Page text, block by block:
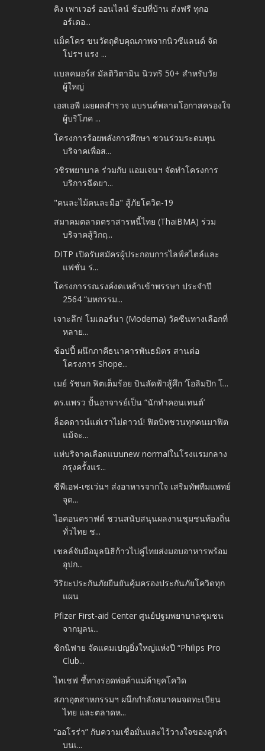
คิง เพาเวอร์ ออนไลน์ ช้อปที่บ้าน ส่งฟรี ทุกอ
อร์เดอ...
แม็คโคร ขนวัตถุดิบคุณภาพจากนิวซีแลนด์ จัด
โปรฯ แรง ...
แบลคมอร์ส มัลติวิตามิน นิวทริ 50+ สำหรับวัย
ผู้ใหญ่
เอสเอพี เผยผลสำรวจ แบรนด์พลาดโอกาสครองใจ
ผู้บริโภค ...
โครงการร้อยพลังการศึกษา ชวนร่วมระดมทุน
บริจาคเพื่อส...
วชิรพยาบาล ร่วมกับ แอมเจนฯ จัดทำโครงการ
บริการฉีดยา...
"คนละไม้คนละมือ" สู้ภัยโควิด-19
สมาคมตลาดตราสารหนี้ไทย (ThaiBMA) ร่วม
บริจาคสู้วิกฤ...
DITP เปิดรับสมัครผู้ประกอบการไลฟ์สไตล์และ
แฟชั่น ร่...
โครงการรณรงค์งดเหล้าเข้าพรรษา ประจำปี
2564 “มหกรรม...
เจาะลึก! โมเดอร์นา (Moderna) วัคซีนทางเลือกที่
หลาย...
ช้อปปี้ ผนึกภาคีธนาคารพันธมิตร สานต่อ
โครงการ Shope...
เมย์ รัชนก ฟิตเต็มร้อย บินลัดฟ้าสู้ศึก ‘โอลิมปิก โ...
ดร.แพรว ปั้นอาจารย์เป็น “นักทำคอนเทนต์’
ล็อคดาวน์แต่เราไม่ดาวน์! ฟิตบิทชวนทุกคนมาฟิต
แม้จะ...
แห่บริจาคเลือดแบบnew normalในโรงแรมกลาง
กรุงครั้งแร...
ซีพีเอฟ-เซเว่นฯ ส่งอาหารจากใจ เสริมทัพทีมแพทย์
จุด...
ไอคอนคราฟต์ ชวนสนับสนุนผลงานชุมชนท้องถิ่น
ทั่วไทย ช...
เชลล์จับมือมูลนิธิก้าวไปคู่ไทยส่งมอบอาหารพร้อม
อุปก...
วิริยะประกันภัยยืนยันคุ้มครองประกันภัยโควิดทุก
แผน
Pfizer First-aid Center ศูนย์ปฐมพยาบาลชุมชน
จากมูลน...
ซิกนิฟาย จัดแคมเปญยิ่งใหญ่แห่งปี “Philips Pro
Club...
ไทเชฟ ชี้ทางรอดพ่อค้าแม่ค้ายุคโควิด
สภาอุตสาหกรรมฯ ผนึกกำลังสมาคมจดทะเบียน
ไทย และตลาดห...
“ออโรร่า” กับความเชื่อมั่นและไว้วางใจของลูกค้า
บนเ...